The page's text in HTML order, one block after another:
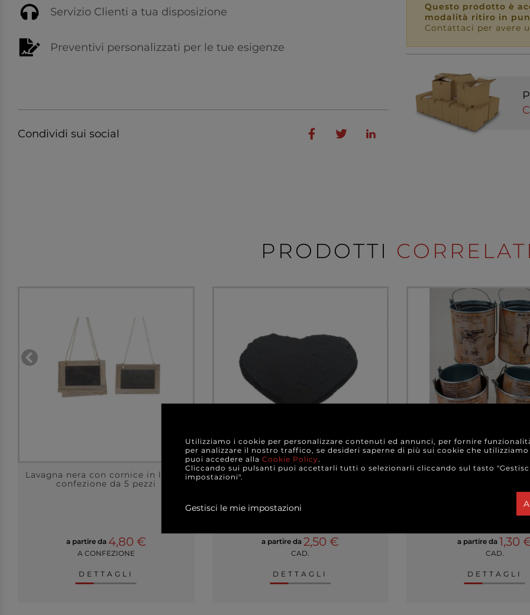
Servizio Clienti a tua disposizione
Preventivi personalizzati per le tue esigenze
Condividi sui social
Questo prodotto è
modalità ritiro in
Contattaci per avere
PRODOTTI
Lavagna nera con cornice in legno,
confezione da 5 pezzi
a partire da 4,80 €
A CONFEZIONE
DETTAGLI
Piatto in pietra a forma di cuore,
a partire da2,50 €
CAD.
DETTAGLI
a partire da 1,30
CAD.
DETTAGLI
Utilizziamo i cookie per personalizzare contenuti ed annunci, per fornire
per analizzare il nostro traffico, se desideri saperne di più sui cookie che
puoi accedere alla Cookie Policy.
Cliccando sui pulsanti puoi accettarli tutti o selezionarli cliccando sul tasto
impostazioni".
Gestisci le mie impostazioni